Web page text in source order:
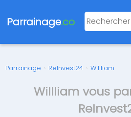
Parrainage.co
Parrainage › ReInvest24 › Willliam
Willliam vous